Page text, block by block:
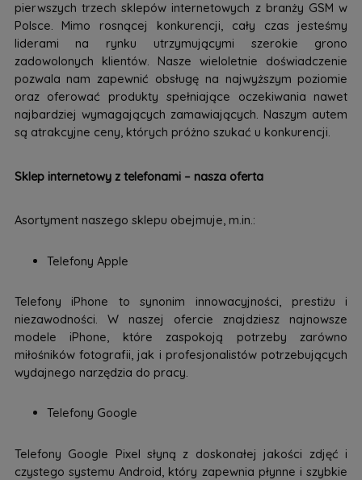
pierwszych trzech sklepów internetowych z branży GSM w
Polsce. Mimo rosnącej konkurencji, cały czas jesteśmy
liderami na rynku utrzymującymi szerokie grono
zadowolonych klientów. Nasze wieloletnie doświadczenie
pozwala nam zapewnić obsługę na najwyższym poziomie
oraz oferować produkty spełniające oczekiwania nawet
najbardziej wymagających zamawiających. Naszym autem
są atrakcyjne ceny, których próżno szukać u konkurencji.
Sklep internetowy z telefonami – nasza oferta
Asortyment naszego sklepu obejmuje, m.in.:
Telefony Apple
Telefony iPhone to synonim innowacyjności, prestiżu i
niezawodności. W naszej ofercie znajdziesz najnowsze
modele iPhone, które zaspokoją potrzeby zarówno
miłośników fotografii, jak i profesjonalistów potrzebujących
wydajnego narzędzia do pracy.
Telefony Google
Telefony Google Pixel słyną z doskonałej jakości zdjęć i
czystego systemu Android, który zapewnia płynne i szybkie